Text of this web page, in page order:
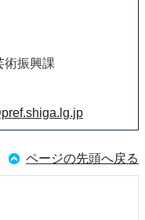
術振興課
ページの先頭へ戻る